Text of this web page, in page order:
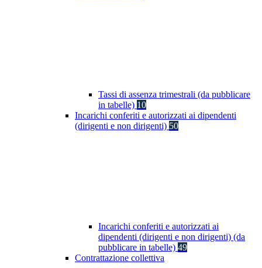
Tassi di assenza trimestrali (da pubblicare
in tabelle) 10
Incarichi conferiti e autorizzati ai dipendenti
(dirigenti e non dirigenti) 50
Incarichi conferiti e autorizzati ai
dipendenti (dirigenti e non dirigenti) (da
pubblicare in tabelle) 49
Contrattazione collettiva